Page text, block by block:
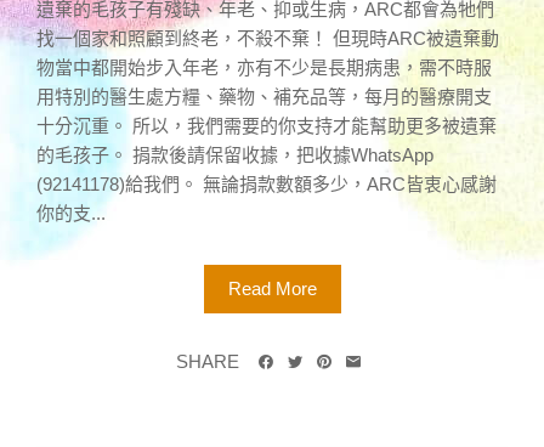
遺棄的毛孩子有殘缺、年老、抑或生病，ARC都會為牠們
找一個家和照顧到終老，不殺不棄！ 但現時ARC被遺棄動
物當中都開始步入年老，亦有不少是長期病患，需不時服
用特別的醫生處方糧、藥物、補充品等，每月的醫療開支
十分沉重。 所以，我們需要的你支持才能幫助更多被遺棄
的毛孩子。 捐款後請保留收據，把收據WhatsApp
(92141178)給我們。 無論捐款數額多少，ARC皆衷心感謝
你的支...
Read More
SHARE